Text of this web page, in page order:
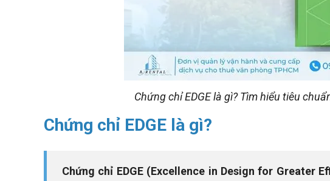
Chứng chỉ EDGE là gì? Tìm hiểu tiêu
Chứng chỉ EDGE là gì?
Chứng chỉ EDGE (Excellence in Design for Greater